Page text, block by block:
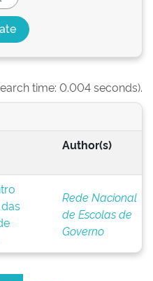
time: 0.004 seconds).
Author(s)
Rede Nacional
de Escolas de
Governo